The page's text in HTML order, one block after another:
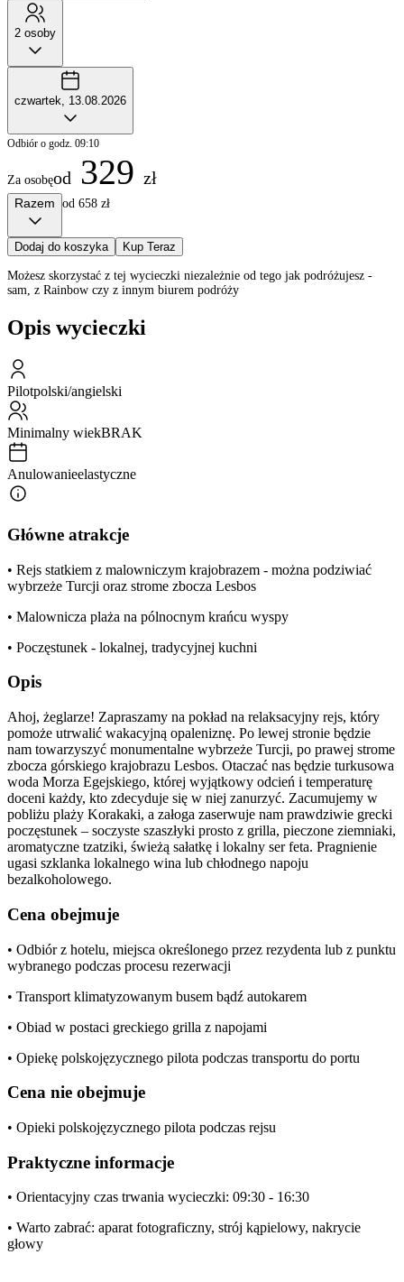
2 osoby
czwartek, 13.08.2026
Odbiór o godz. 09:10
Za osobęod 329 zł
Razem od 658 zł
Dodaj do koszyka Kup Teraz
Możesz skorzystać z tej wycieczki niezależnie od tego jak podróżujesz -
sam, z Rainbow czy z innym biurem podróży
Opis wycieczki
Pilotpolski/angielski
Minimalny wiekBRAK
Anulowanieelastyczne
Główne atrakcje
• Rejs statkiem z malowniczym krajobrazem - można podziwiać
wybrzeże Turcji oraz strome zbocza Lesbos
• Malownicza plaża na pólnocnym krańcu wyspy
• Poczęstunek - lokalnej, tradycyjnej kuchni
Opis
Ahoj, żeglarze! Zapraszamy na pokład na relaksacyjny rejs, który
pomoże utrwalić wakacyjną opaleniznę. Po lewej stronie będzie
nam towarzyszyć monumentalne wybrzeże Turcji, po prawej strome
zbocza górskiego krajobrazu Lesbos. Otaczać nas będzie turkusowa
woda Morza Egejskiego, której wyjątkowy odcień i temperaturę
doceni każdy, kto zdecyduje się w niej zanurzyć. Zacumujemy w
pobliżu plaży Korakaki, a załoga zaserwuje nam prawdziwie grecki
poczęstunek – soczyste szaszłyki prosto z grilla, pieczone ziemniaki,
aromatyczne tzatziki, świeżą sałatkę i lokalny ser feta. Pragnienie
ugasi szklanka lokalnego wina lub chłodnego napoju
bezalkoholowego.
Cena obejmuje
• Odbiór z hotelu, miejsca określonego przez rezydenta lub z punktu
wybranego podczas procesu rezerwacji
• Transport klimatyzowanym busem bądź autokarem
• Obiad w postaci greckiego grilla z napojami
• Opiekę polskojęzycznego pilota podczas transportu do portu
Cena nie obejmuje
• Opieki polskojęzycznego pilota podczas rejsu
Praktyczne informacje
• Orientacyjny czas trwania wycieczki: 09:30 - 16:30
• Warto zabrać: aparat fotograficzny, strój kąpielowy, nakrycie
głowy